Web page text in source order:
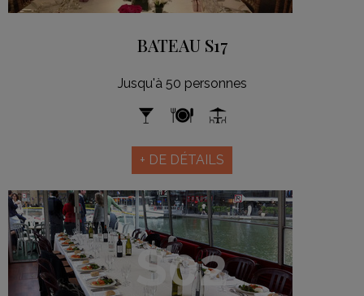
BATEAU S17
Jusqu'à 50 personnes
+ DE DÉTAILS
S02